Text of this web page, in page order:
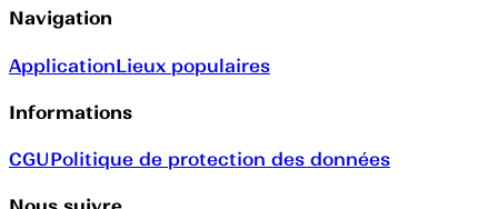
Navigation
ApplicationLieux populaires
Informations
CGUPolitique de protection des données